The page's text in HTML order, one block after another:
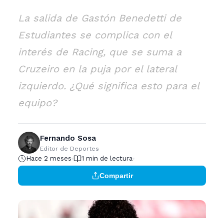
La salida de Gastón Benedetti de
Estudiantes se complica con el
interés de Racing, que se suma a
Cruzeiro en la puja por el lateral
izquierdo. ¿Qué significa esto para el
equipo?
Fernando Sosa
Editor de Deportes
Hace 2 meses 1 min de lectura
Compartir